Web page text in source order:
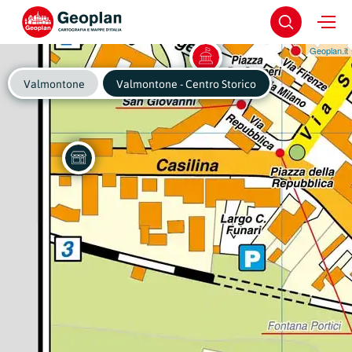
Geoplan.it
Valmontone Valmontone - Centro Storico